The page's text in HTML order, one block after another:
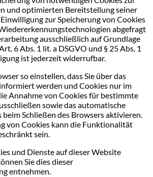
und optimierten Bereitstellung seiner
zur Speicherung von Cookies
abgefragt
ausschließlich auf Grundlage
6 Abs. 1 lit. a DSGVO und § 25 Abs. 1
ist jederzeit widerrufbar.
so einstellen, dass Sie über das
werden und Cookies nur im
Annahme von Cookies für bestimmte
sowie das automatische
beim Schließen des Browsers aktivieren.
von Cookies kann die Funktionalität
sein.
und Dienste auf dieser Website
Sie dies dieser
entnehmen.